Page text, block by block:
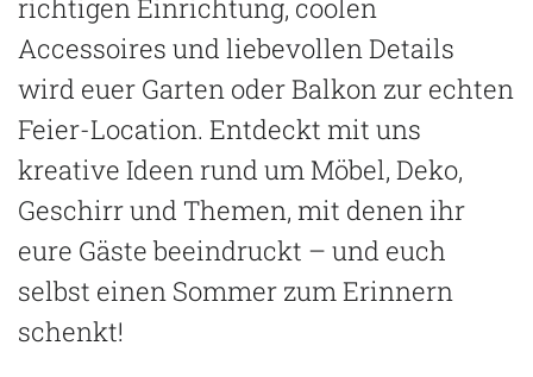
richtigen Einrichtung, coolen
Accessoires und liebevollen Details
wird euer Garten oder Balkon zur echten
Feier-Location. Entdeckt mit uns
kreative Ideen rund um Möbel, Deko,
Geschirr und Themen, mit denen ihr
eure Gäste beeindruckt – und euch
selbst einen Sommer zum Erinnern
schenkt!